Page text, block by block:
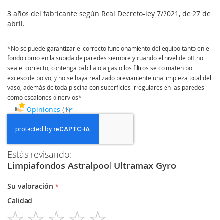
3 años del fabricante según Real Decreto-ley 7/2021, de 27 de
abril.
*No se puede garantizar el correcto funcionamiento del equipo tanto en el
fondo como en la subida de paredes siempre y cuando el nivel de pH no
sea el correcto, contenga babilla o algas o los filtros se colmaten por
exceso de polvo, y no se haya realizado previamente una limpieza total del
vaso, además de toda piscina con superficies irregulares en las paredes
como escalones o nervios*
Opiniones 1
Estás revisando:
Limpiafondos Astralpool Ultramax Gyro
Su valoración
Calidad